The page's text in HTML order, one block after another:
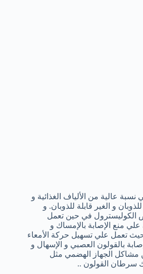
عالية من الألياف الغذائية و
و الغير قابلة للذوبان. و
الكوليسترول في حين تعمل
علي منع الإصابة بالإمساك و
حيث تعمل علي تسهيل حركة الأمعاء
بالقولون العصبي و الإسهال و
مشاكل الجهاز الهضمي مثل
سرطان القولون ..